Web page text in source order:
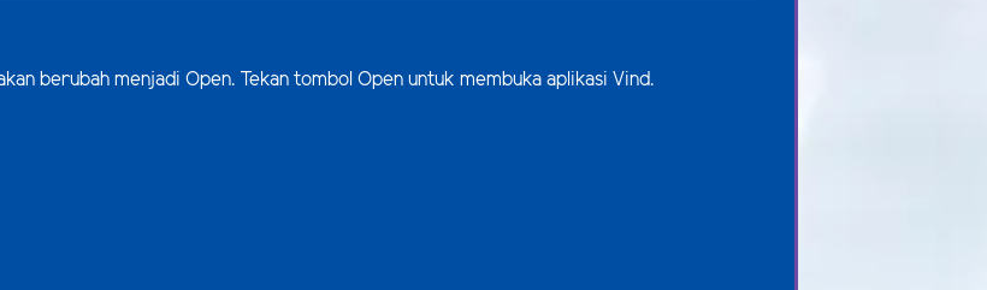
berubah menjadi Open. Tekan tombol Open untuk membuka aplikasi Vind.